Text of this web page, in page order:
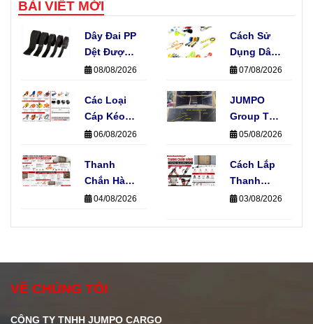
BÀI VIẾT MỚI
Dây Đai PP
Dệt Được
Sản Xuất
Nào? Quy
Trình Sản
Xuất Thực
08/08/2026
Cách Sử
Dụng Dây
Khóa Cam
Làm Hỏng
Hàng Hóa
07/08/2026
Các Loại
Cáp Kéo
Xe Phổ
Nay Và
Ứng Dụng
Thực Tế
06/08/2026
JUMPO
Group Thi
Công Hệ
Track Cho
Xe Tải Của
Đơn Vị Vận
05/08/2026
Thanh
Chắn Hàng
Và Dây
Hàng, Nên
Nào?
04/08/2026
Cách Lắp
Thanh
Chắn Hàng
Thuật
Phải Ai
03/08/2026
VỀ CHÚNG TÔI
CÔNG TY TNHH JUMPO CARGO